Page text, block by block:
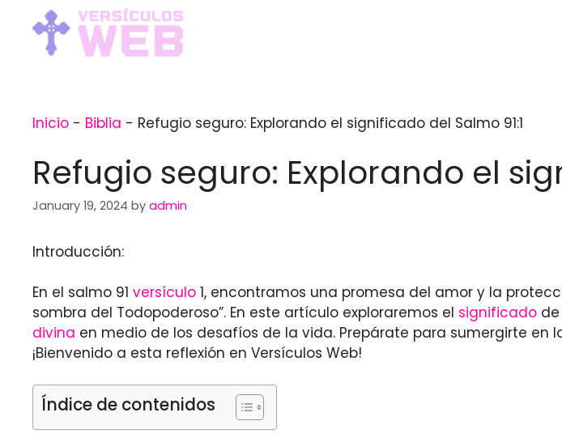
content
Inicio - Biblia - Refugio seguro: Explorando el significado del Salmo 91:1
Refugio seguro: Explorando el
January 19, 2024 by admin
Introducción:
En el salmo 91 versículo 1, encontramos una promesa del amor y la
sombra del Todopoderoso”. En este artículo exploraremos el significado
divina en medio de los desafíos de la vida. Prepárate para sumergirte en
¡Bienvenido a esta reflexión en Versículos Web!
Índice de contenidos